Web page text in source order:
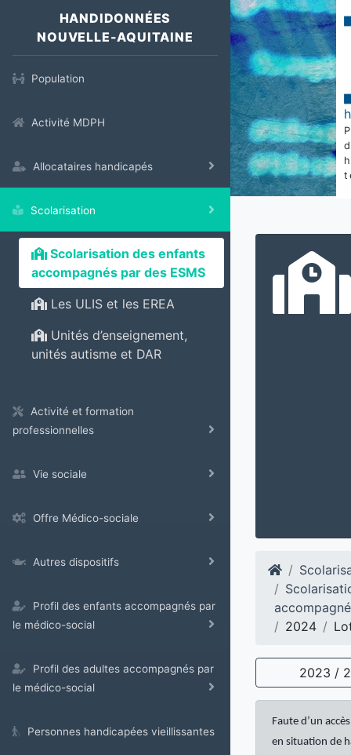
HANDIDONNÉES
NOUVELLE-AQUITAINE
Population
Activité MDPH
Allocataires handicapés
Scolarisation
Scolarisation des enfants
accompagnés par des ESMS
Les ULIS et les EREA
Unités d’enseignement,
unités autisme et DAR
Activité et formation
professionnelles
Vie sociale
Offre Médico-sociale
Autres dispositifs
Profil des enfants accompagnés par
le médico-social
Profil des adultes accompagnés par
le médico-social
Personnes handicapées vieillissantes
2024
2023 /
Faute d’un
en situation de